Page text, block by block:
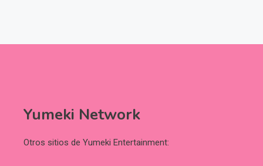
Yumeki Network
Otros sitios de Yumeki Entertainment: